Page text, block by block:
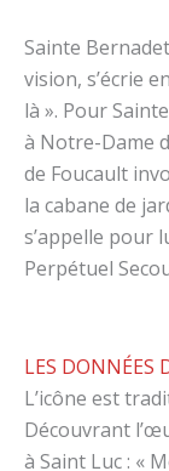
Sainte
vision, s’écrie
là ». Pour
à Notre-Dame
de Foucault
la cabane de
s’appelle pour
Perpétuel
LES DONNÉES
L’icône est
Découvrant
à Saint Luc : «